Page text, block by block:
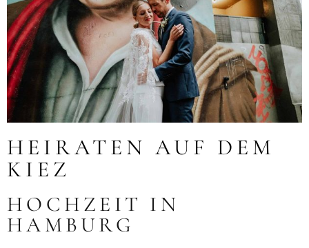
HEIRATEN AUF DEM
KIEZ
HOCHZEIT IN
HAMBURG